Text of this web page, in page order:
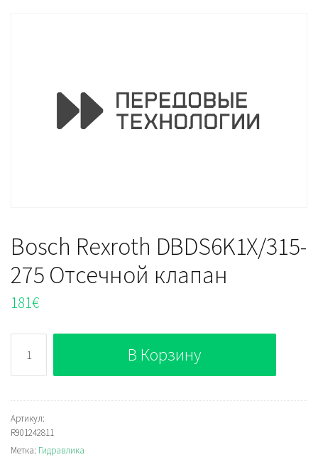
Bosch Rexroth DBDS6K1X/315-
275 Отсечной клапан
181€
Bosch
Rexroth
DBDS6K1X/315-
275
Отсечной
клапан
В Корзину
Артикул:
R901242811
Метка: Гидравлика